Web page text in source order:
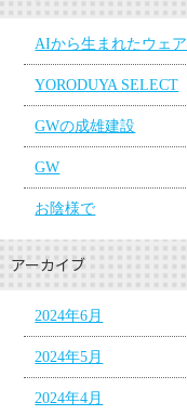
AIから生まれたウェア
YORODUYA SELECT
GWの成雄建設
GW
お陰様で
アーカイブ
2024年6月
2024年5月
2024年4月